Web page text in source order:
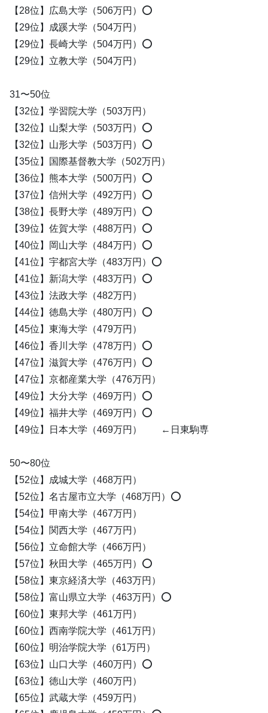
【28位】広島大学（506万円）⭕️
【29位】成蹊大学（504万円）
【29位】長崎大学（504万円）⭕️
【29位】立教大学（504万円）
31〜50位
【32位】学習院大学（503万円）
【32位】山梨大学（503万円）⭕️
【32位】山形大学（503万円）⭕️
【35位】国際基督教大学（502万円）
【36位】熊本大学（500万円）⭕️
【37位】信州大学（492万円）⭕️
【38位】長野大学（489万円）⭕️
【39位】佐賀大学（488万円）⭕️
【40位】岡山大学（484万円）⭕️
【41位】宇都宮大学（483万円）⭕️
【41位】新潟大学（483万円）⭕️
【43位】法政大学（482万円）
【44位】徳島大学（480万円）⭕️
【45位】東海大学（479万円）
【46位】香川大学（478万円）⭕️
【47位】滋賀大学（476万円）⭕️
【47位】京都産業大学（476万円）
【49位】大分大学（469万円）⭕️
【49位】福井大学（469万円）⭕️
【49位】日本大学（469万円） ←日東駒専
50〜80位
【52位】成城大学（468万円）
【52位】名古屋市立大学（468万円）⭕️
【54位】甲南大学（467万円）
【54位】関西大学（467万円）
【56位】立命館大学（466万円）
【57位】秋田大学（465万円）⭕️
【58位】東京経済大学（463万円）
【58位】富山県立大学（463万円）⭕️
【60位】東邦大学（461万円）
【60位】西南学院大学（461万円）
【60位】明治学院大学（61万円）
【63位】山口大学（460万円）⭕️
【63位】徳山大学（460万円）
【65位】武蔵大学（459万円）